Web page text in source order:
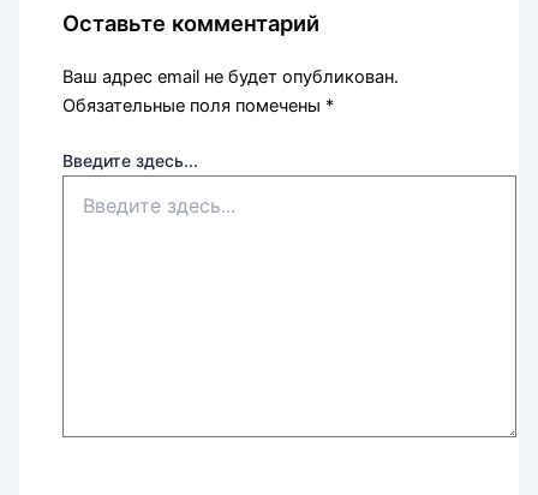
Оставьте комментарий
Ваш адрес email не будет опубликован.
Обязательные поля помечены *
Введите здесь...